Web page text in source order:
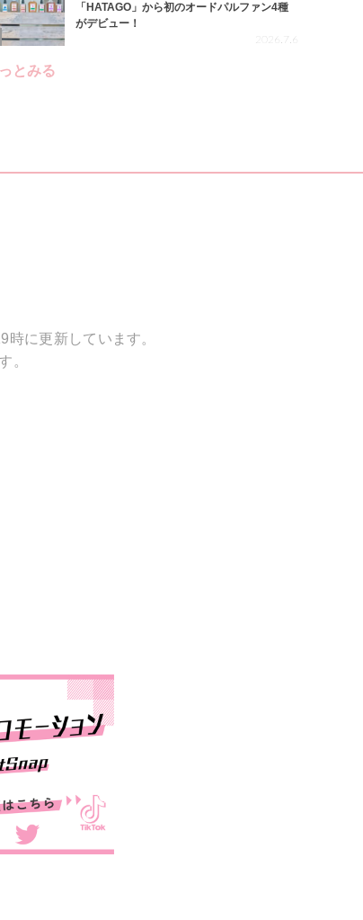
「HATAGO」から初のオードパルファン4種
がデビュー！
2026.7.6
とみる
に更新しています。
。